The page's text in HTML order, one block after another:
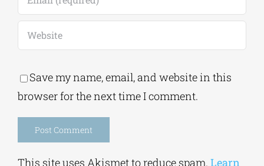
Save my name, email, and website in this
browser for the next time I comment.
Alternative:
how your comment data is processed.